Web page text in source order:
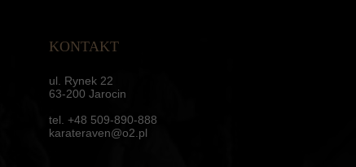
KONTAKT
ul. Rynek 22
63-200 Jarocin
tel. +48 509-890-888
karateraven@o2.pl